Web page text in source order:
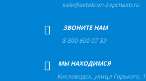
sale@avtokran-zapchasti.ru
ЗВОНИТЕ НАМ
8 800 600 07 89
МЫ НАХОДИМСЯ
Кисловодск, улица Горького, 1